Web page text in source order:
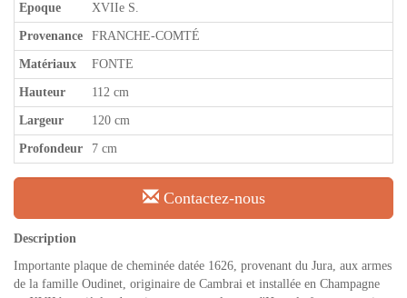
Epoque XVIIe S.
Provenance FRANCHE-COMTÉ
Matériaux FONTE
Hauteur 112 cm
Largeur 120 cm
Profondeur 7 cm
Contactez-nous
Description
Importante plaque de cheminée datée 1626, provenant du Jura, aux armes
de la famille Oudinet, originaire de Cambrai et installée en Champagne